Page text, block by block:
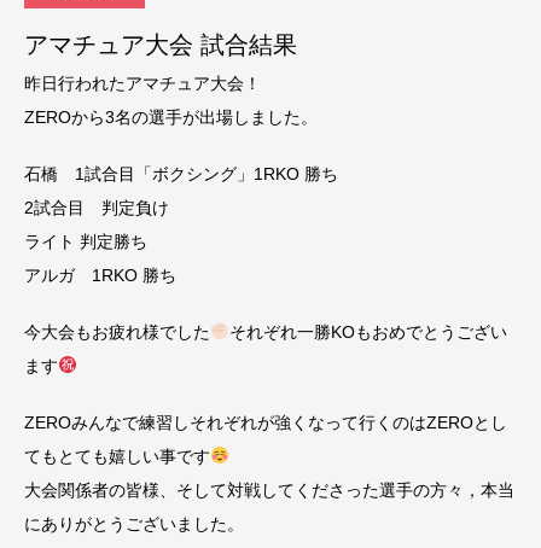
アマチュア大会 試合結果
昨日行われたアマチュア大会！
ZEROから3名の選手が出場しました。
石橋 1試合目「ボクシング」1RKO 勝ち
2試合目 判定負け
ライト 判定勝ち
アルガ 1RKO 勝ち
今大会もお疲れ様でした
それぞれ一勝KOもおめでとうござい
ます
ZEROみんなで練習しそれぞれが強くなって行くのはZEROとし
てもとても嬉しい事です
大会関係者の皆様、そして対戦してくださった選手の方々，本当
にありがとうございました。